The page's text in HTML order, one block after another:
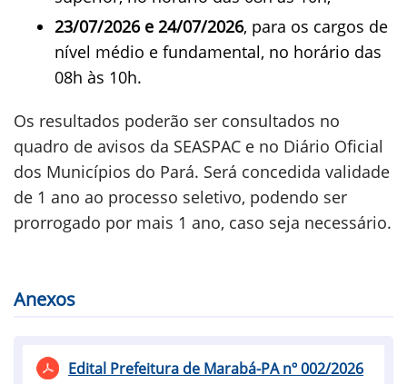
23/07/2026 e 24/07/2026, para os cargos de
nível médio e fundamental, no horário das
08h às 10h.
Os resultados poderão ser consultados no
quadro de avisos da SEASPAC e no Diário Oficial
dos Municípios do Pará. Será concedida validade
de 1 ano ao processo seletivo, podendo ser
prorrogado por mais 1 ano, caso seja necessário.
Anexos
Edital Prefeitura de Marabá-PA nº 002/2026